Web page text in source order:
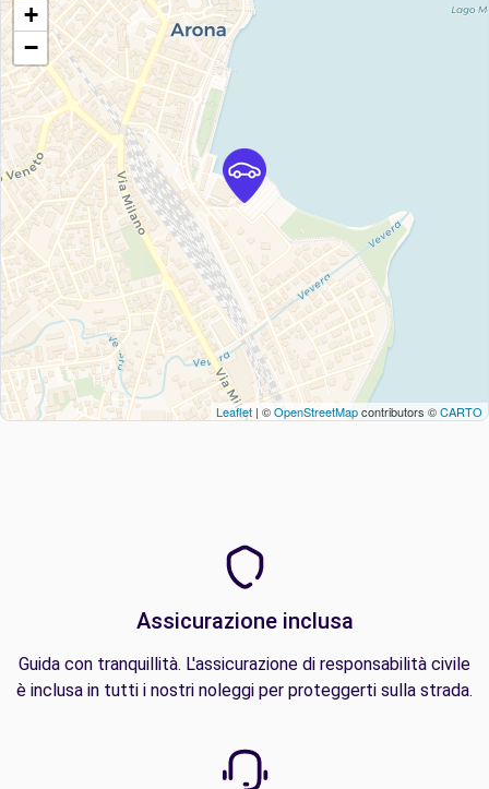
+
−
Leaflet | ©OpenStreetMapcontributors ©CARTO
Assicurazione inclusa
Guida con tranquillità. L'assicurazione di responsabilità civile
è inclusa in tutti i nostri noleggi per proteggerti sulla strada.